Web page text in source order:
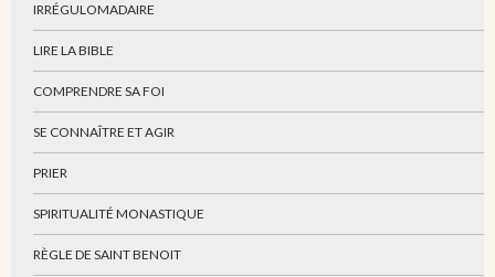
IRRÉGULOMADAIRE
LIRE LA BIBLE
COMPRENDRE SA FOI
SE CONNAÎTRE ET AGIR
PRIER
SPIRITUALITÉ MONASTIQUE
RÈGLE DE SAINT BENOIT